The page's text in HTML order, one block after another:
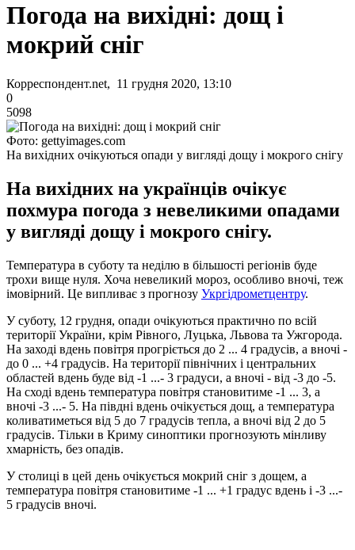
Погода на вихідні: дощ і
мокрий сніг
Корреспондент.net, 11 грудня 2020, 13:10
0
5098
Фото: gettyimages.com
На вихідних очікуються опади у вигляді дощу і мокрого снігу
На вихідних на українців очікує
похмура погода з невеликими опадами
у вигляді дощу і мокрого снігу.
Температура в суботу та неділю в більшості регіонів буде
трохи вище нуля. Хоча невеликий мороз, особливо вночі, теж
імовірний. Це випливає з прогнозу Укргідрометцентру.
У суботу, 12 грудня, опади очікуються практично по всій
території України, крім Рівного, Луцька, Львова та Ужгорода.
На заході вдень повітря прогріється до 2 ... 4 градусів, а вночі -
до 0 ... +4 градусів. На території північних і центральних
областей вдень ​​буде від -1 ...- 3 градуси, а вночі - від -3 до -5.
На сході вдень температура повітря становитиме -1 ... 3, а
вночі -3 ...- 5. На півдні вдень очікується дощ, а температура
коливатиметься від 5 до 7 градусів тепла, а вночі від 2 до 5
градусів. Тільки в Криму синоптики прогнозують мінливу
хмарність, без опадів.
У столиці в цей день очікується мокрий сніг з дощем, а
температура повітря становитиме -1 ... +1 градус вдень і -3 ...-
5 градусів вночі.